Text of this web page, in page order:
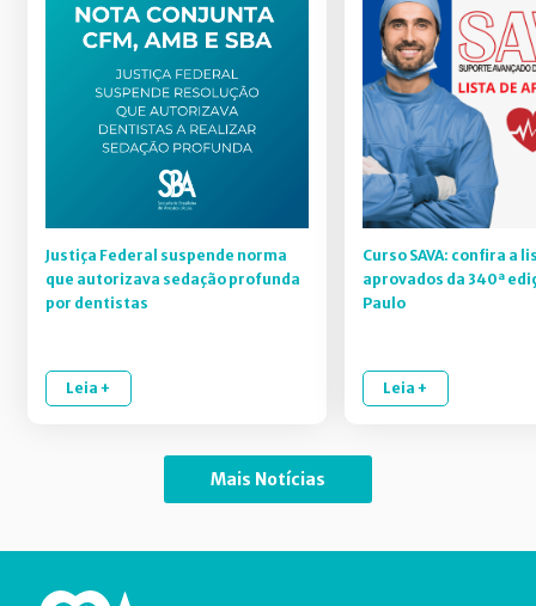
Justiça Federal suspende norma
que autorizava sedação profunda
por dentistas
Leia +
Curso SAVA: confira a
aprovados da 340ª
Paulo
Leia +
Mais Notícias